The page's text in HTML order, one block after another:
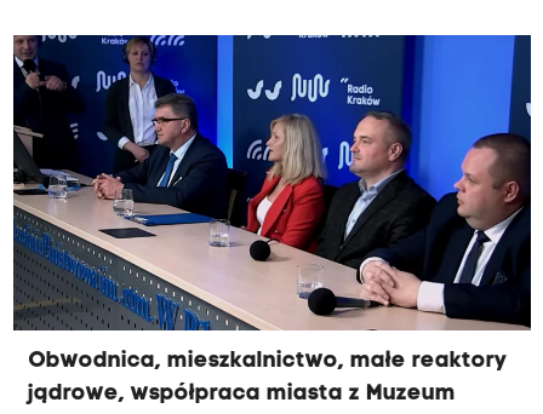
prezes Glapiński zrobił wiele złego, przede
wszystkim upolityczniając instytucję, którą
zarządzał, ale mam pewne wątpliwości. Dlatego
nie podpisałem się pod wnioskiem" - dodał.
Obwodnica, mieszkalnictwo, małe reaktory
jądrowe, współpraca miasta z Muzeum